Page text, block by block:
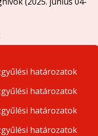
határozatok
határozatok
határozatok
határozatok